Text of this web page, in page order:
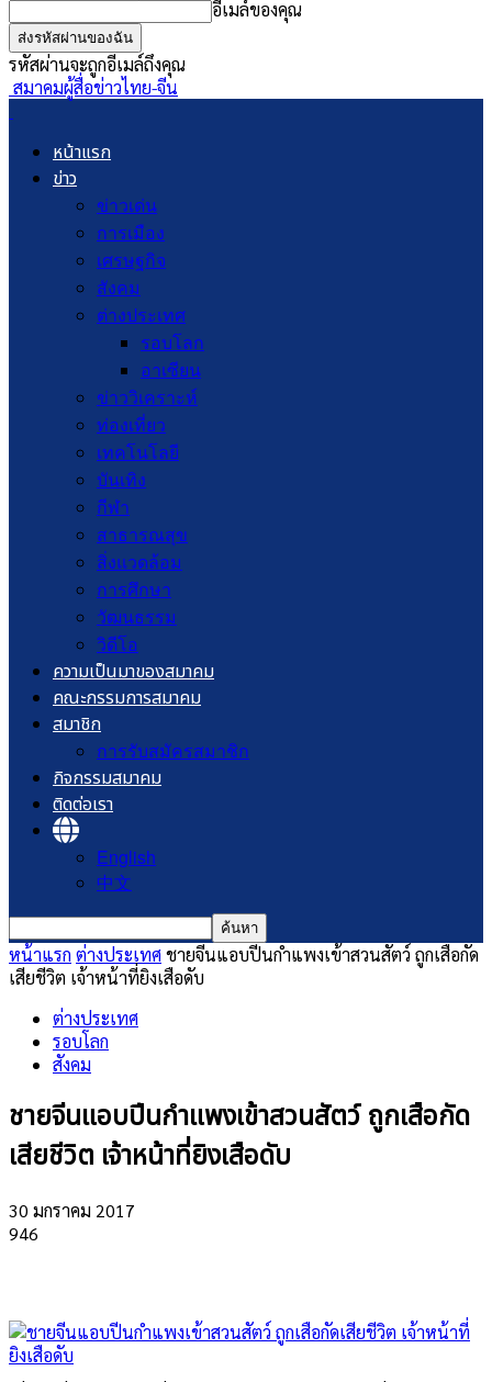
อีเมล์ของคุณ
รหัสผ่านจะถูกอีเมล์ถึงคุณ
สมาคมผู้สื่อข่าวไทย-จีน
หน้าแรก
ข่าว
ข่าวเด่น
การเมือง
เศรษฐกิจ
สังคม
ต่างประเทศ
รอบโลก
อาเซียน
ข่าววิเคราะห์
ท่องเที่ยว
เทคโนโลยี
บันเทิง
กีฬา
สาธารณสุข
สิ่งแวดล้อม
การศึกษา
วัฒนธรรม
วิดีโอ
ความเป็นมาของสมาคม
คณะกรรมการสมาคม
สมาชิก
การรับสมัครสมาชิก
กิจกรรมสมาคม
ติดต่อเรา
English
中文
หน้าแรก ต่างประเทศชายจีนแอบปีนกำแพงเข้าสวนสัตว์ ถูกเสือกัด
เสียชีวิต เจ้าหน้าที่ยิงเสือดับ
ต่างประเทศ
รอบโลก
สังคม
ชายจีนแอบปีนกำแพงเข้าสวนสัตว์ ถูกเสือกัด
เสียชีวิต เจ้าหน้าที่ยิงเสือดับ
30 มกราคม 2017
946